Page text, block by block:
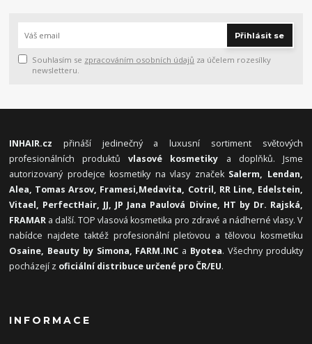
Přihlásit se
Souhlasím se zpracováním osobních údajů za účelem rozesílky
newsletteru.
INHAIR.cz přináší jedinečný a luxusní sortiment světových
profesionálních produktůvlasové kosmetiky a doplňků. Jsme
autorizovaný prodejce kosmetiky na vlasy značek Salerm, Lendan,
Alea, Tomas Arsov, Framesi,Medavita, Cotril, RR Line, Edelstein,
Vitael, PerfectHair, JJ, JP Jana Paulová Divine, HT by Dr. Rajská,
FRAMAR a další. TOP vlasová kosmetika pro zdravé a nádherné vlasy. V
nabídce najdete taktéž profesionální pleťovou a tělovou kosmetiku
Osaine, Beauty by Simona, FARM.INC a Byotea. Všechny produkty
pocházejí z oficiální distribuce určené pro ČR/EU.
INFORMACE